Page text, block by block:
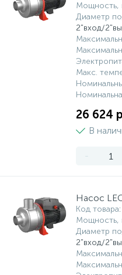
Мощность,
Диаметр
2"вход/
Макс.
26 624
В
-
Насос
Код товара
Мощность,
Диаметр
2"вход/